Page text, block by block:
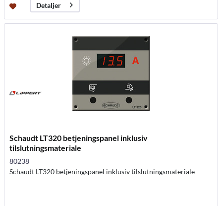
Detaljer
Schaudt LT320 betjeningspanel inklusiv
tilslutningsmateriale
80238
Schaudt LT320 betjeningspanel inklusiv tilslutningsmateriale